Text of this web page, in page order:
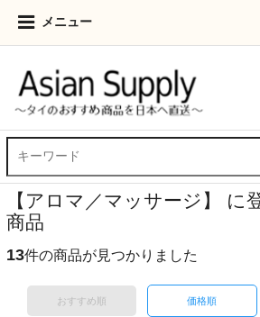
メニュー
【アロマ／マッサージ】 に
商品
13件の商品が見つかりました
おすすめ順 価格順